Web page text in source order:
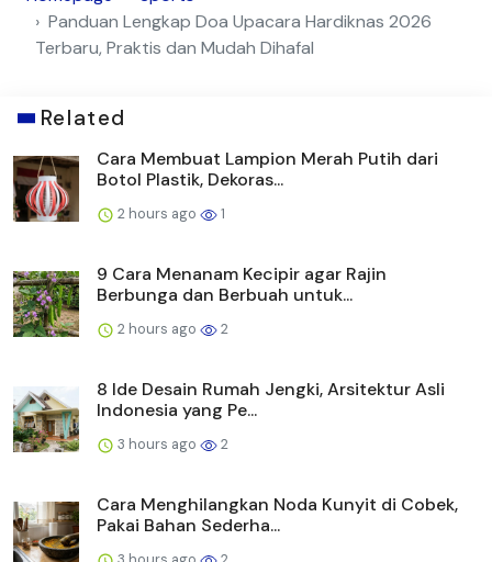
Panduan Lengkap Doa Upacara Hardiknas 2026
Terbaru, Praktis dan Mudah Dihafal
Related
Cara Membuat Lampion Merah Putih dari
Botol Plastik, Dekoras...
2 hours ago 1
9 Cara Menanam Kecipir agar Rajin
Berbunga dan Berbuah untuk...
2 hours ago 2
8 Ide Desain Rumah Jengki, Arsitektur Asli
Indonesia yang Pe...
3 hours ago 2
Cara Menghilangkan Noda Kunyit di Cobek,
Pakai Bahan Sederha...